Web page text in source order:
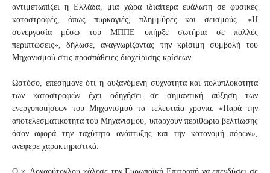
αντιμετωπίζει η Ελλάδα, μια χώρα ιδιαίτερα ευάλωτη σε φυσικές
καταστροφές, όπως πυρκαγιές, πλημμύρες και σεισμούς. «Η
συνεργασία μέσω του ΜΠΠΕ υπήρξε σωτήρια σε πολλές
περιπτώσεις», δήλωσε, αναγνωρίζοντας την κρίσιμη συμβολή του
Μηχανισμού στις προσπάθειες διαχείρισης κρίσεων.
Ωστόσο, επεσήμανε ότι η αυξανόμενη συχνότητα και πολυπλοκότητα
των καταστροφών έχει οδηγήσει σε σημαντική αύξηση των
ενεργοποιήσεων του Μηχανισμού τα τελευταία χρόνια. «Παρά την
αποτελεσματικότητα του Μηχανισμού, υπάρχουν περιθώρια βελτίωσης
όσον αφορά την ταχύτητα ανάπτυξης και την κατανομή πόρων»,
ανέφερε χαρακτηριστικά.